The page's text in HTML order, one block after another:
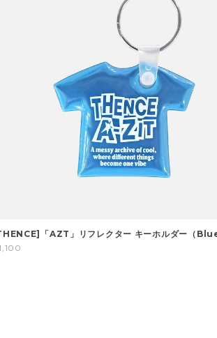
「AZT」リフレクター キーホルダー（Blue